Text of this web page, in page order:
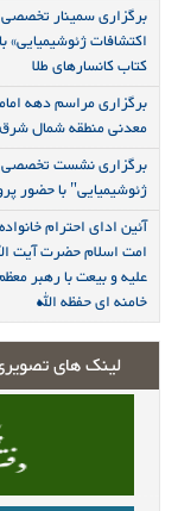
برگزاری سمینار تخصصی
اکتشافات
کتاب کانسارهای طلا
برگزاری مراسم دهه
معدنی منطقه شمال شرق
برگزاری نشست تخصصی
ژئوشیمیایی" با حضور
آئین ادای احترام
امت اسلام حضرت آیت
علیه و بیعت با رهبر
خامنه ای حفظه الله
لینک های